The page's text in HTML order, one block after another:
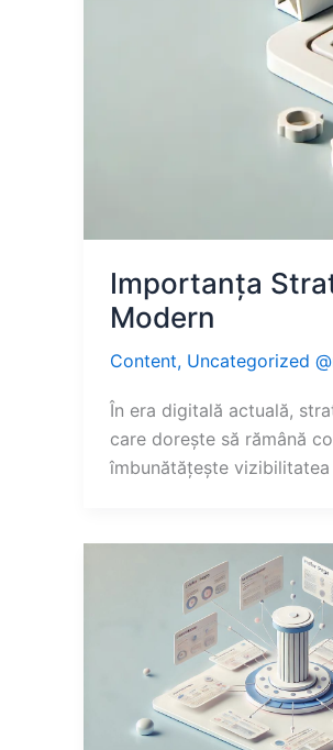
Importanța
Modern
Content, Uncategorized
În era digitală actuală,
care dorește să rămână
îmbunătățește